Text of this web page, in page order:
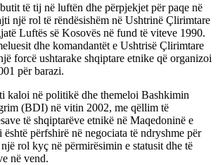
të tij në luftën dhe përpjekjet për paqe në
një rol të rëndësishëm në Ushtrinë Çlirimtare
Luftës së Kosovës në fund të viteve 1990.
dhe komandantët e Ushtrisë Çlirimtare
forcë ushtarake shqiptare etnike që organizoi
për barazi.
kaloi në politikë dhe themeloi Bashkimin
(BDI) në vitin 2002, me qëllim të
të shqiptarëve etnikë në Maqedoninë e
është përfshirë në negociata të ndryshme për
rol kyç në përmirësimin e statusit dhe të
në vend.